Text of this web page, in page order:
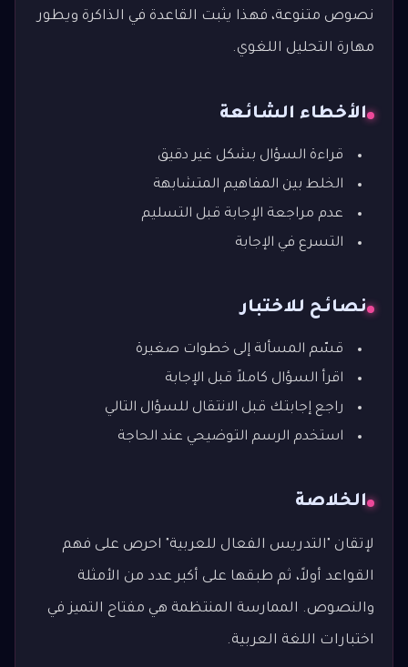
نصوص متنوعة، فهذا يثبت القاعدة في الذاكرة ويطور
مهارة التحليل اللغوي.
الأخطاء الشائعة
قراءة السؤال بشكل غير دقيق
الخلط بين المفاهيم المتشابهة
عدم مراجعة الإجابة قبل التسليم
التسرع في الإجابة
نصائح للاختبار
قسّم المسألة إلى خطوات صغيرة
اقرأ السؤال كاملاً قبل الإجابة
راجع إجابتك قبل الانتقال للسؤال التالي
استخدم الرسم التوضيحي عند الحاجة
الخلاصة
لإتقان "التدريس الفعال للعربية" احرص على فهم
القواعد أولاً، ثم طبقها على أكبر عدد من الأمثلة
والنصوص. الممارسة المنتظمة هي مفتاح التميز في
اختبارات اللغة العربية.